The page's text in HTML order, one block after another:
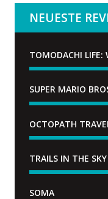
NEUESTE
TOMODACHI LIFE:
OCTOPATH
TRAILS IN THE
SOMA